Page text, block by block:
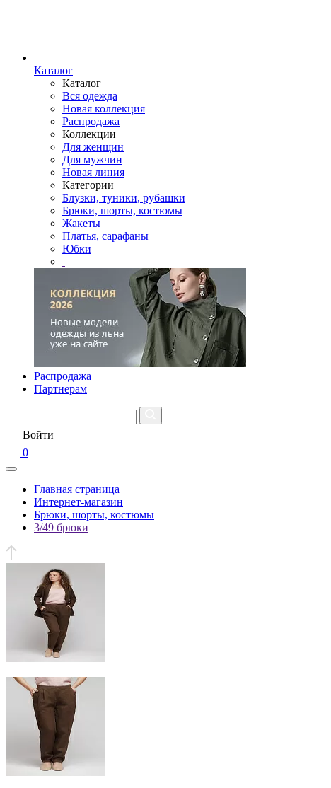
Каталог
Каталог
Вся одежда
Новая коллекция
Распродажа
Коллекции
Для женщин
Для мужчин
Новая линия
Категории
Блузки, туники, рубашки
Брюки, шорты, костюмы
Жакеты
Платья, сарафаны
Юбки
Распродажа
Партнерам
Войти
0
Главная страница
Интернет-магазин
Брюки, шорты, костюмы
3/49 брюки